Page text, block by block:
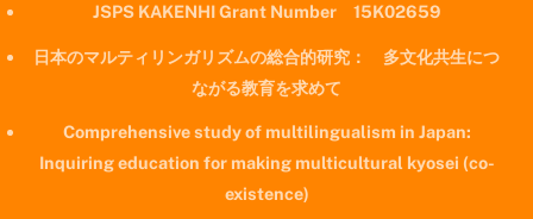
JSPS KAKENHI Grant Number 15K02659
日本のマルティリンガリズムの総合的研究： 多文化共生につ
ながる教育を求めて
Comprehensive study of multilingualism in Japan:
Inquiring education for making multicultural kyosei (co-
existence)